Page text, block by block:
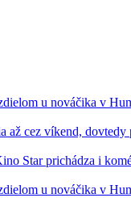
u nováčika v
až cez víkend,
Star prichádza i
u nováčika v